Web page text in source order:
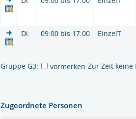
Di. 09:00 bis 17:00 EinzelT
Gruppe G3: vormerken Zur Zeit keine
Zugeordnete Personen